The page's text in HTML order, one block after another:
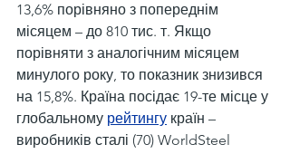
13,6% порівняно з попереднім
місяцем – до 810 тис. т. Якщо
порівняти з аналогічним місяцем
минулого року, то показник знизився
на 15,8%. Країна посідає 19-те місце у
глобальному рейтингу країн –
виробників сталі (70) WorldSteel